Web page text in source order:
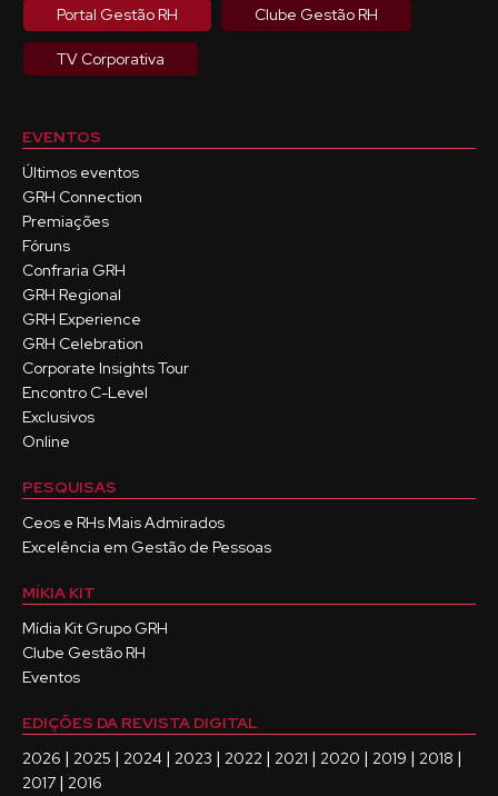
Portal Gestão RH Clube Gestão RH
TV Corporativa
EVENTOS
Últimos eventos
GRH Connection
Premiações
Fóruns
Confraria GRH
GRH Regional
GRH Experience
GRH Celebration
Corporate Insights Tour
Encontro C-Level
Exclusivos
Online
PESQUISAS
Ceos e RHs Mais Admirados
Excelência em Gestão de Pessoas
MÍKIA KIT
Mídia Kit Grupo GRH
Clube Gestão RH
Eventos
EDIÇÕES DA REVISTA DIGITAL
2026 | 2025 | 2024 | 2023 | 2022 | 2021 | 2020 | 2019 | 2018 |
2017 | 2016